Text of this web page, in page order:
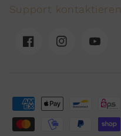
Support kontaktieren
FacebookInstagramYouTube